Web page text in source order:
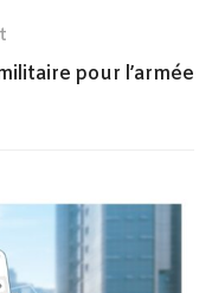
pour l’armée